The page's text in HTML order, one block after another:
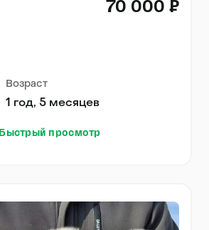
70 000 ₽
Возраст
1 год, 5 месяцев
Быстрый просмотр